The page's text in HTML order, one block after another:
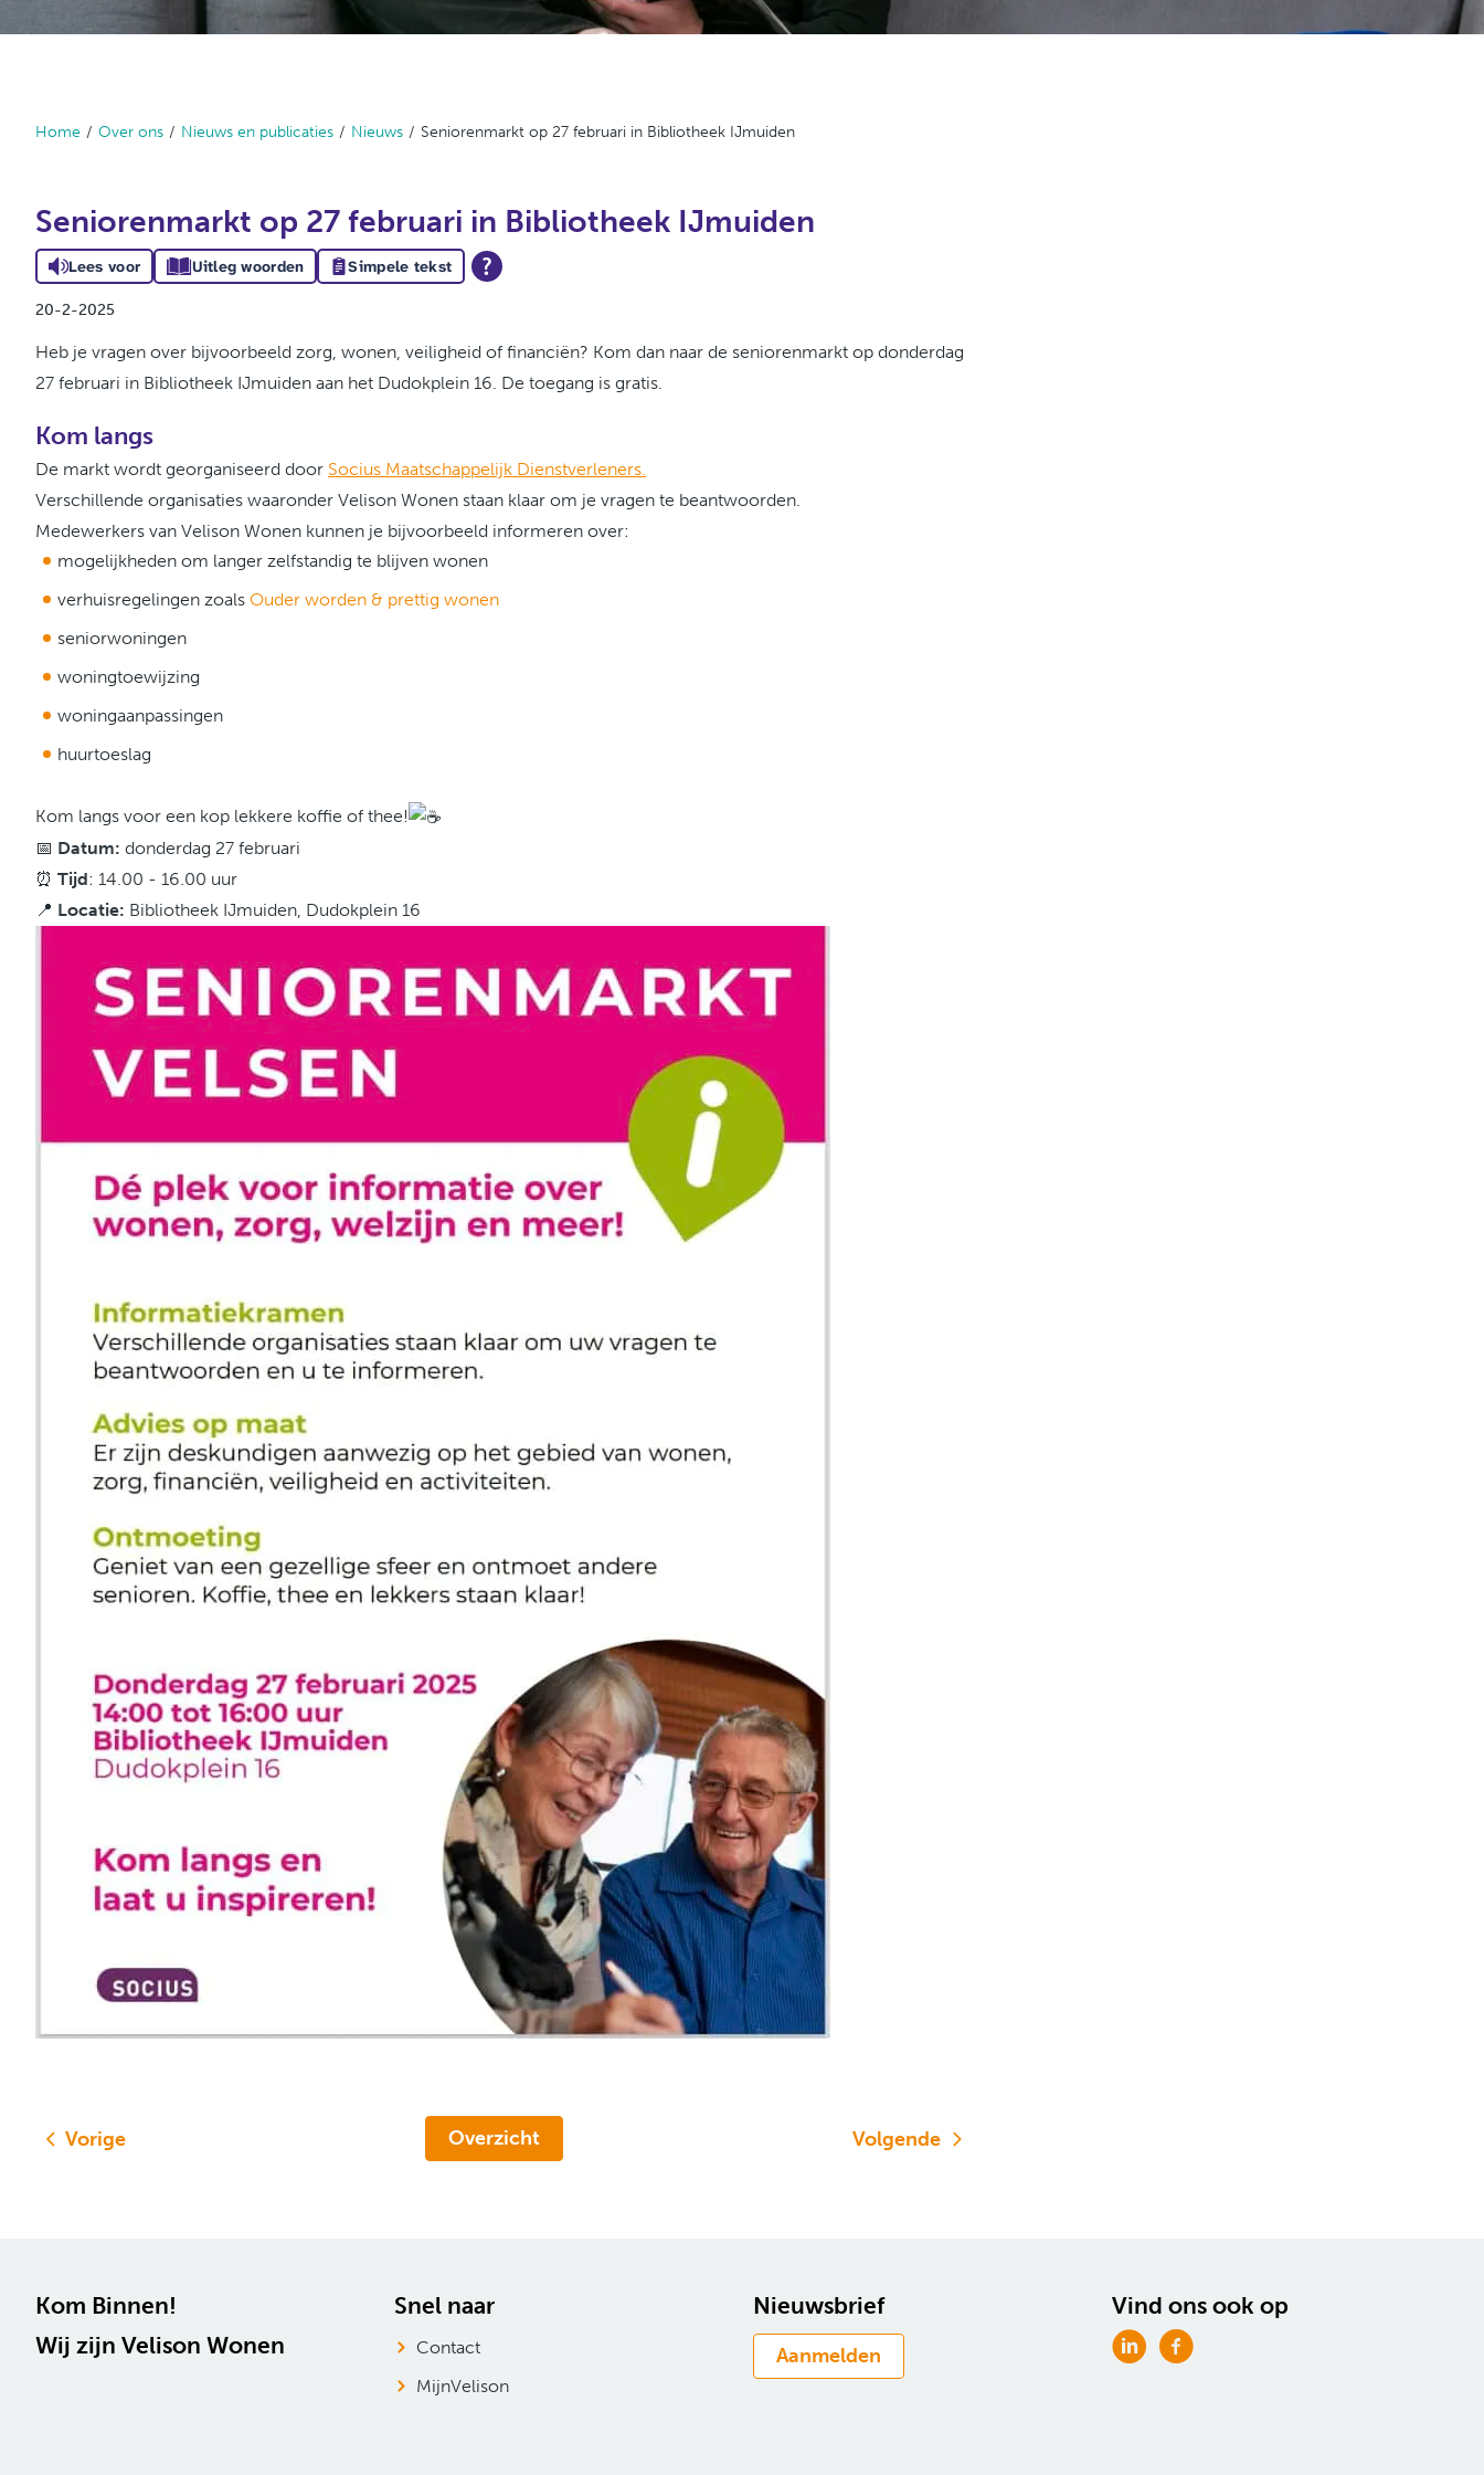
Home Over ons Nieuws en publicaties Nieuws Seniorenmarkt op 27 februari in Bibliotheek IJmuiden
Seniorenmarkt op 27 februari in Bibliotheek IJmuiden
Lees voor Uitleg woorden Simpele tekst
20-2-2025
Heb je vragen over bijvoorbeeld zorg, wonen, veiligheid of financiën? Kom dan naar de seniorenmarkt op donderdag
27 februari in Bibliotheek IJmuiden aan het Dudokplein 16. De toegang is gratis.
Kom langs
De markt wordt georganiseerd door Socius Maatschappelijk Dienstverleners.
Verschillende organisaties waaronder Velison Wonen staan klaar om je vragen te beantwoorden.
Medewerkers van Velison Wonen kunnen je bijvoorbeeld informeren over:
mogelijkheden om langer zelfstandig te blijven wonen
verhuisregelingen zoals Ouder worden & prettig wonen
seniorwoningen
woningtoewijzing
woningaanpassingen
huurtoeslag
Kom langs voor een kop lekkere koffie of thee!
📅 Datum: donderdag 27 februari
⏰ Tijd: 14.00 - 16.00 uur
📍 Locatie: Bibliotheek IJmuiden, Dudokplein 16
Volgende
Overzicht
Vorige
Contactinformatie
Kom Binnen!
Wij zijn Velison Wonen
Snel naar
Contact
MijnVelison
Nieuwsbrief
Aanmelden
Vind ons ook op